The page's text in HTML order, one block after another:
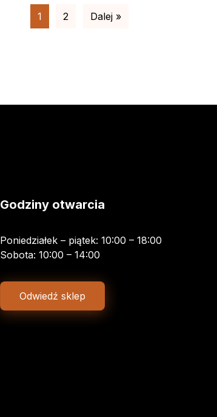
1 2 Dalej »
Godziny otwarcia
Poniedziałek – piątek: 10:00 – 18:00
Sobota: 10:00 – 14:00
Odwiedź sklep